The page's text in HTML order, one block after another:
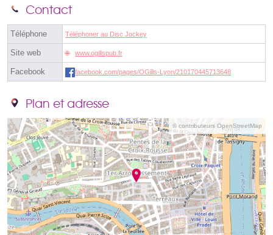
Contact
Téléphone Téléphoner au Disc Jockey
Site web www.ogillspub.fr
Facebook facebook.com/pages/OGills-Lyon/210170445713648
Plan et adresse
© contributeurs OpenStreetMap